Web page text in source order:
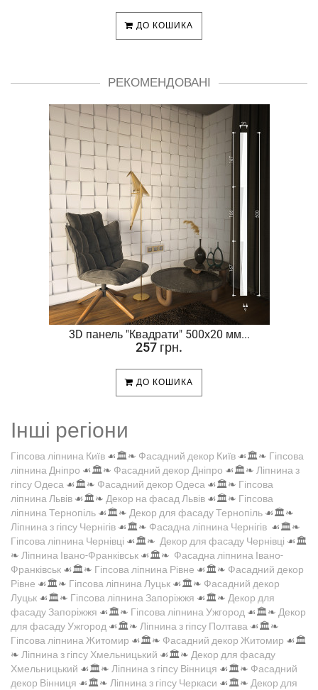
ДО КОШИКА
РЕКОМЕНДОВАНІ
3D панель "Квадрати" 500х20 мм...
257 грн.
ДО КОШИКА
Інші регіони
Гіпсова ліпнина Київ ☙🏛️❧ Фасадний декор Київ ☙🏛️❧ Гіпсова
ліпнина Дніпро ☙🏛️❧ Фасадний декор Дніпро ☙🏛️❧ Ліпнина з
гіпсу Одеса ☙🏛️❧ Фасадний декор Одеса ☙🏛️❧ Гіпсова
ліпнина Львів ☙🏛️❧ Декор на фасад Львів ☙🏛️❧ Гіпсова
ліпнина Тернопіль ☙🏛️❧ Декор для фасаду Тернопіль ☙🏛️❧
Ліпнина з гіпсу Чернігів ☙🏛️❧ Фасадна ліпнина Чернігів ☙🏛️❧
Гіпсова ліпнина Чернівці ☙🏛️❧ Декор для фасаду Чернівці ☙🏛️
❧ Ліпнина Івано-Франківськ ☙🏛️❧ Фасадна ліпнина Івано-
Франківськ ☙🏛️❧ Гіпсова ліпнина Рівне ☙🏛️❧ Фасадний декор
Рівне ☙🏛️❧ Гіпсова ліпнина Луцьк ☙🏛️❧ Фасадний декор
Луцьк ☙🏛️❧ Гіпсова ліпнина Запоріжжя ☙🏛️❧ Декор для
фасаду Запоріжжя ☙🏛️❧ Гіпсова ліпнина Ужгород ☙🏛️❧ Декор
для фасаду Ужгород ☙🏛️❧ Ліпнина з гіпсу Полтава ☙🏛️❧
Гіпсова ліпнина Житомир ☙🏛️❧ Фасадний декор Житомир ☙🏛️
❧ Ліпнина з гіпсу Хмельницький ☙🏛️❧ Декор для фасаду
Хмельницький ☙🏛️❧ Ліпнина з гіпсу Вінниця ☙🏛️❧ Фасадний
декор Вінниця ☙🏛️❧ Ліпнина з гіпсу Черкаси ☙🏛️❧ Декор для